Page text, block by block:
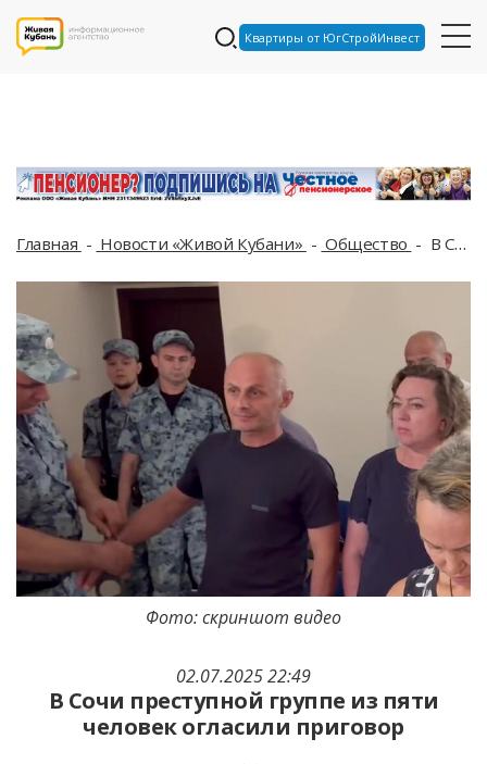
Квартиры от ЮгСтройИнвест
Главная Новости «Живой Кубани» Общество В Сочи преступной группе из пяти человек огласили приговор
02.07.2025 22:49
В Сочи преступной группе из пяти
человек огласили приговор
Фото: скриншот видео